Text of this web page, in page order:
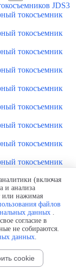
JDS3
токосъемник
токосъемник
токосъемник
токосъемник
токосъемник
токосъемник
токосъемник
токосъемник
токосъемник
токосъемник
токосъемник
токосъемник
токосъемник
для
(включая
и анализа
или нажимая
файлов
данных .
согласие в
не собираются.
данных.
cookie